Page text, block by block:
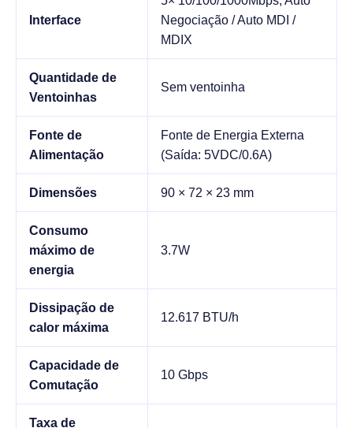
Interface
Negociação / Auto MDI /
MDIX
Quantidade de
Ventoinhas
Sem ventoinha
Fonte de
Alimentação
Fonte de Energia Externa
(Saída: 5VDC/0.6A)
Dimensões 90 × 72 × 23 mm
Consumo
máximo de
energia
3.7W
Dissipação de
calor máxima
12.617 BTU/h
Capacidade de
Comutação
10 Gbps
Taxa de